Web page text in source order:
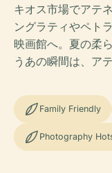
キオス市場でアテ
ングラティやペト
映画館へ。夏の柔
うあの瞬間は、ア
Family Friendly
Photography